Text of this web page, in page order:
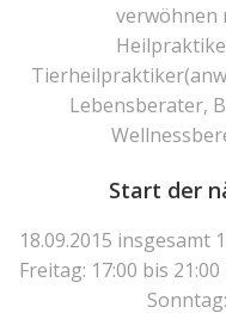
verwöhnen
Lebensberater,
Start der
18.09.2015 insgesamt
Freitag: 17:00 bis